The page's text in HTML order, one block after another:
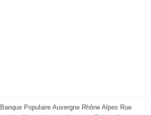
Populaire Auvergne Rhône Alpes Rue